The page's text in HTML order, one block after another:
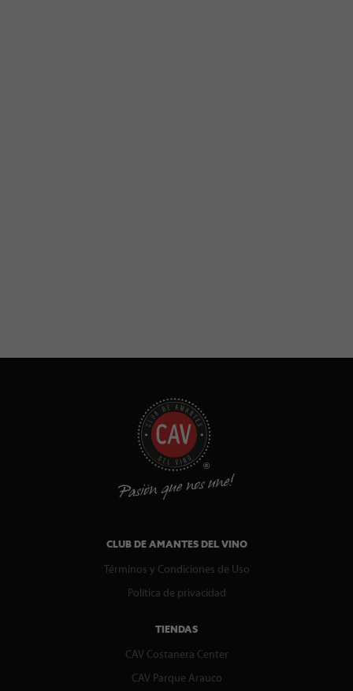
CLUB DE AMANTES DEL VINO
Términos y Condiciones de Uso
Política de privacidad
TIENDAS
CAV Costanera Center
CAV Parque Arauco